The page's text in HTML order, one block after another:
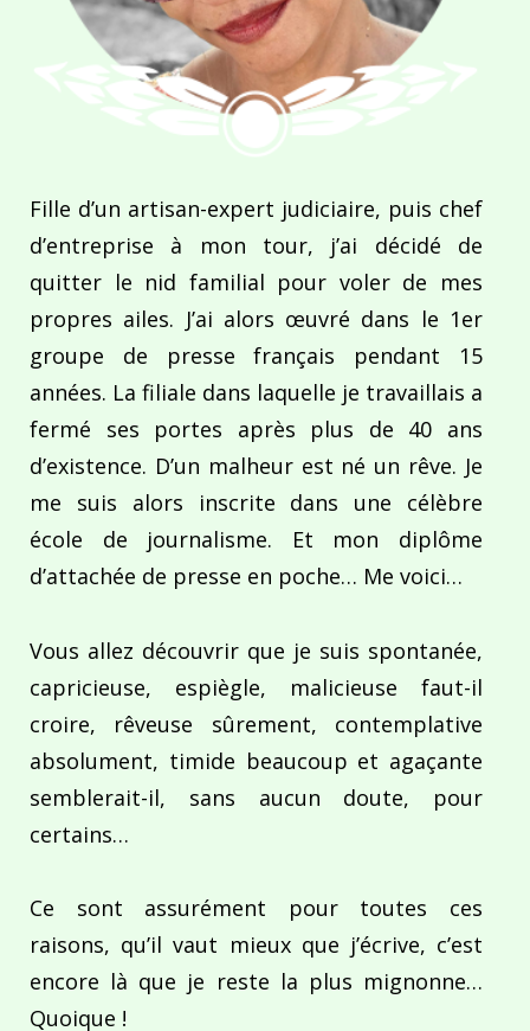
Fille d’un artisan-expert judiciaire, puis chef
d’entreprise à mon tour, j’ai décidé de
quitter le nid familial pour voler de mes
propres ailes. J’ai alors œuvré dans le 1er
groupe de presse français pendant 15
années. La filiale dans laquelle je travaillais a
fermé ses portes après plus de 40 ans
d’existence. D’un malheur est né un rêve. Je
me suis alors inscrite dans une célèbre
école de journalisme. Et mon diplôme
d’attachée de presse en poche… Me voici…
Vous allez découvrir que je suis spontanée,
capricieuse, espiègle, malicieuse faut-il
croire, rêveuse sûrement, contemplative
absolument, timide beaucoup et agaçante
semblerait-il, sans aucun doute, pour
certains…
Ce sont assurément pour toutes ces
raisons, qu’il vaut mieux que j’écrive, c’est
encore là que je reste la plus mignonne…
Quoique !